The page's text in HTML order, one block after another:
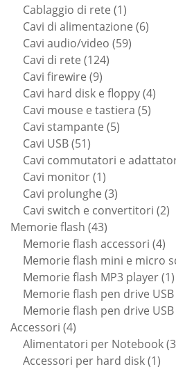
prodotti
Cablaggio di rete 11
prodotto
Cavi di alimentazione 66
Cavi audio/video 5959
Cavi di rete 124124
Cavi firewire 99
prodotti
Cavi hard disk e floppy 44
Cavi mouse e tastiera 55
Cavi stampante 55
Cavi USB 5151
prodotti
Cavi commutatori e
Cavi monitor 11
prodotto
Cavi prolunghe 33
prodotti
Cavi switch e convertitori 22
Memorie flash 4343
prodotti
Memorie flash accessori 44
Memorie flash mini e micro
Memorie flash MP3 player 11
Memorie flash pen drive USB
Memorie flash pen drive USB
Accessori 44
prodotti
Alimentatori per Notebook 3
Accessori per hard disk 11